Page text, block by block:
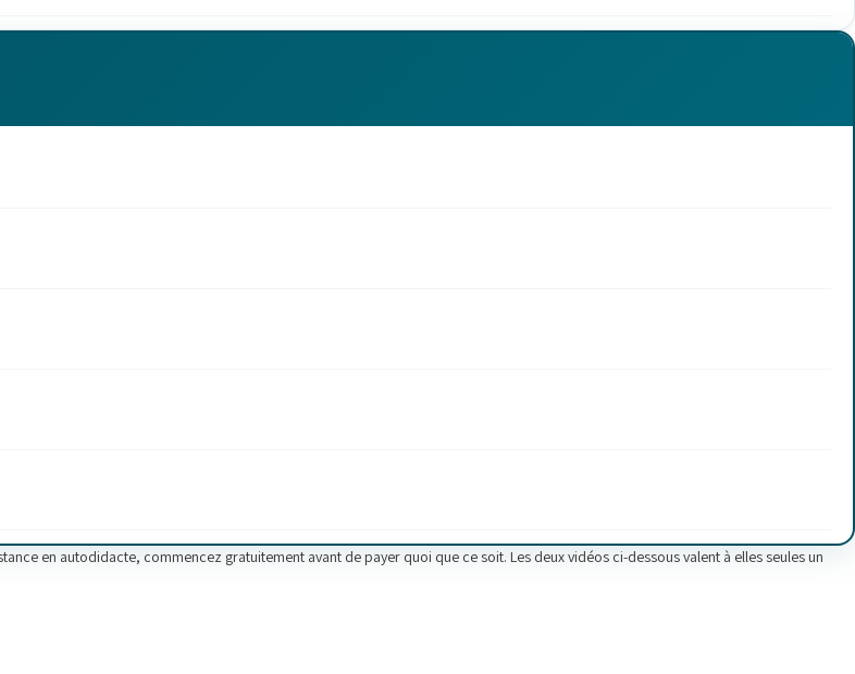
en autodidacte, commencez gratuitement avant de payer quoi que ce soit. Les deux vidéos ci-dessous valent à elles seules un